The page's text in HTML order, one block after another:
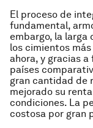
El proceso de
fundamental,
embargo, la larga
los cimientos
ahora, y gracias a
países
gran cantidad de
mejorado su
condiciones. La
costosa por gran